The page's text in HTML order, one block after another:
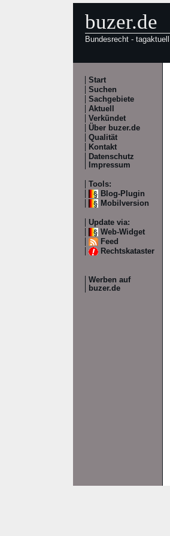
buzer.de
Bundesrecht -
Start
Suchen
Sachgebiete
Aktuell
Verkündet
Über buzer.de
Qualität
Kontakt
Datenschutz
Impressum
Tools:
Blog-Plugin
Mobilversion
Update via:
Web-Widget
Feed
Rechtskataster
Werben auf
buzer.de